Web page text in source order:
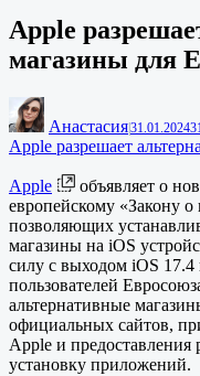
Apple
магазины для
Анастасия31.01.2024
Apple разрешает
Apple
объявляет о
европейскому «Закону
позволяющих
магазины на iOS
силу с выходом iOS 17.4
пользователей
альтернативные
официальных сайтов,
Apple и предоставления
установку приложений.